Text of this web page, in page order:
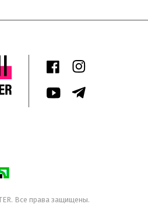
. Все права защищены.